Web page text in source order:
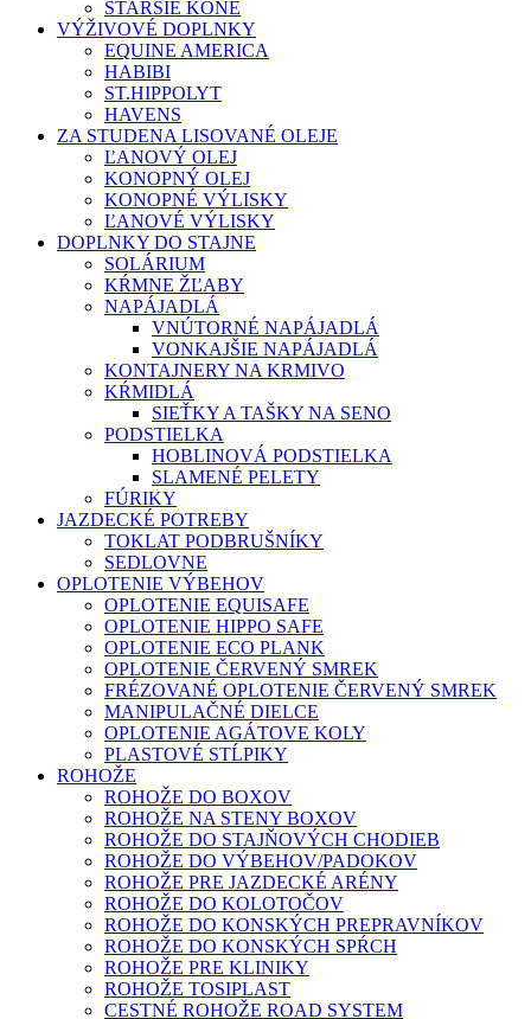
STARŠIE KONE
VÝŽIVOVÉ DOPLNKY
EQUINE AMERICA
HABIBI
ST.HIPPOLYT
HAVENS
ZA STUDENA LISOVANÉ OLEJE
ĽANOVÝ OLEJ
KONOPNÝ OLEJ
KONOPNÉ VÝLISKY
ĽANOVÉ VÝLISKY
DOPLNKY DO STAJNE
SOLÁRIUM
KŔMNE ŽĽABY
NAPÁJADLÁ
VNÚTORNÉ NAPÁJADLÁ
VONKAJŠIE NAPÁJADLÁ
KONTAJNERY NA KRMIVO
KŔMIDLÁ
SIEŤKY A TAŠKY NA SENO
PODSTIELKA
HOBLINOVÁ PODSTIELKA
SLAMENÉ PELETY
FÚRIKY
JAZDECKÉ POTREBY
TOKLAT PODBRUŠNÍKY
SEDLOVNE
OPLOTENIE VÝBEHOV
OPLOTENIE EQUISAFE
OPLOTENIE HIPPO SAFE
OPLOTENIE ECO PLANK
OPLOTENIE ČERVENÝ SMREK
FRÉZOVANÉ OPLOTENIE ČERVENÝ SMREK
MANIPULAČNÉ DIELCE
OPLOTENIE AGÁTOVE KOLY
PLASTOVÉ STĹPIKY
ROHOŽE
ROHOŽE DO BOXOV
ROHOŽE NA STENY BOXOV
ROHOŽE DO STAJŇOVÝCH CHODIEB
ROHOŽE DO VÝBEHOV/PADOKOV
ROHOŽE PRE JAZDECKÉ ARÉNY
ROHOŽE DO KOLOTOČOV
ROHOŽE DO KONSKÝCH PREPRAVNÍKOV
ROHOŽE DO KONSKÝCH SPŔCH
ROHOŽE PRE KLINIKY
ROHOŽE TOSIPLAST
CESTNÉ ROHOŽE ROAD SYSTEM